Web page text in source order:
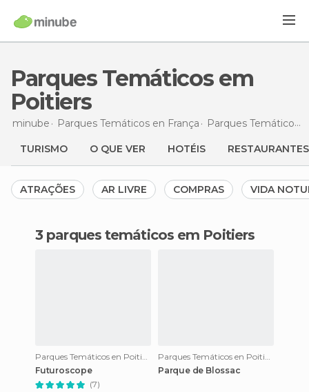
Parques Temáticos em
Poitiers
minube Parques Temáticos en França Parques Temáticos en
TURISMO O QUE VER HOTÉIS RESTAURANTES
ATRAÇÕES AR LIVRE COMPRAS VIDA
3 parques temáticos em Poitiers
Parques Temáticos en Poitiers
Futuroscope
(7)
Parques Temáticos en Poitiers
Parque de Blossac